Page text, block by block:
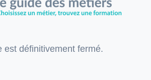
est définitivement fermé.